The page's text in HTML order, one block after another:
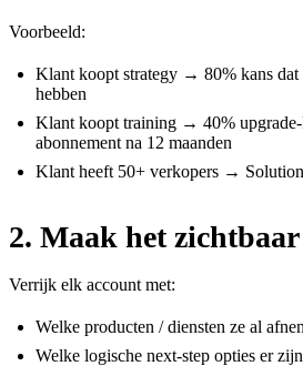
Voorbeeld:
Klant koopt strategy → 80% kans
hebben
Klant koopt training → 40% upgrade-
abonnement na 12 maanden
Klant heeft 50+ verkopers →
2. Maak het
Verrijk elk account met:
Welke producten / diensten ze al
Welke logische next-step opties er zijn